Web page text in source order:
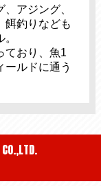
アジング、
餌釣りなども
ており、魚1
ールドに通う